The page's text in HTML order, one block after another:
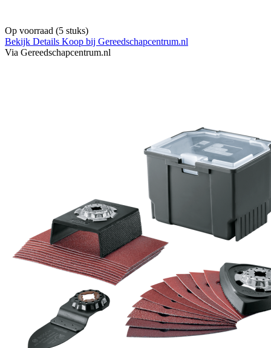
Op voorraad (5 stuks)
Bekijk Details Koop bij Gereedschapcentrum.nl
Via Gereedschapcentrum.nl